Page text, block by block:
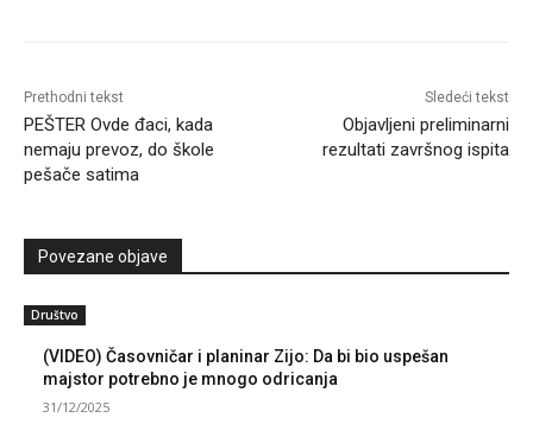
Prethodni tekst
PEŠTER Ovde đaci, kada
nemaju prevoz, do škole
pešače satima
Sledeći tekst
Objavljeni preliminarni
rezultati završnog ispita
Povezane objave
Društvo
(VIDEO) Časovničar i planinar Zijo: Da bi bio uspešan
majstor potrebno je mnogo odricanja
31/12/2025